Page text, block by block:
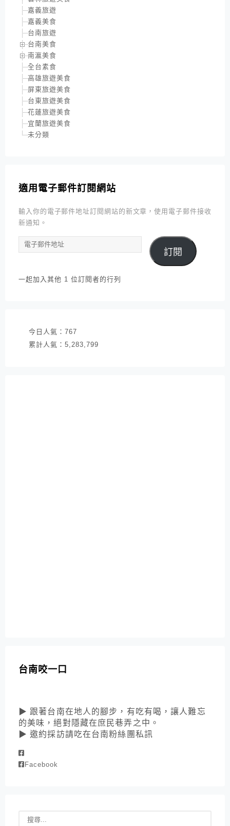
嘉義旅遊
嘉義美食
台南旅遊
台南美食
南瀛美食
全台素食
高雄旅遊美食
屏東旅遊美食
台東旅遊美食
花蓮旅遊美食
宜蘭旅遊美食
未分類
適用電子郵件訂閱網站
輸入你的電子郵件地址訂閱網站的新文章，使用電子郵件接收
新通知。
電
子
件
訂閱
一起加入其他 1 位訂閱者的行列
今日人氣： 767
累計人氣： 5,283,799
台南咬一口
▶ 跟著台南在地人的腳步，有吃有喝，讓人難忘
的美味，絕對隱藏在庶民巷弄之中。
▶ 邀約採訪請吃在台南粉絲團私訊
Facebook